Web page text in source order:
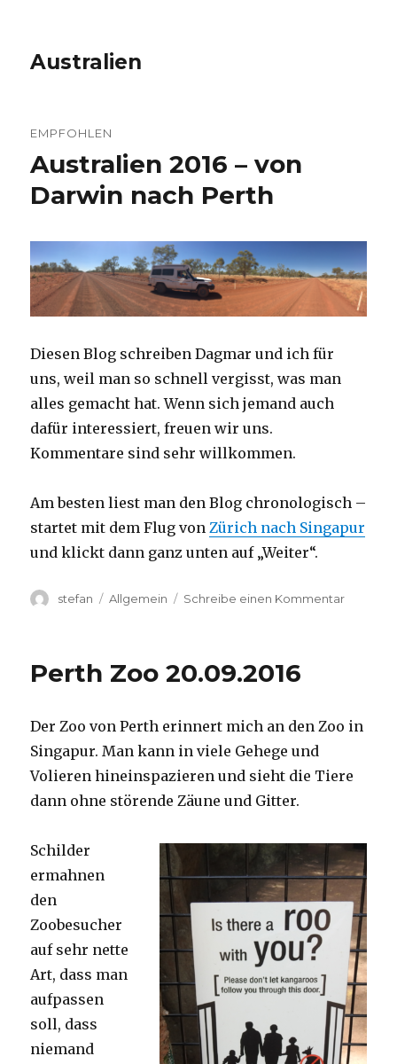
Australien
EMPFOHLEN
Australien 2016 – von
Darwin nach Perth
Diesen Blog schreiben Dagmar und ich für
uns, weil man so schnell vergisst, was man
alles gemacht hat. Wenn sich jemand auch
dafür interessiert, freuen wir uns.
Kommentare sind sehr willkommen.
Am besten liest man den Blog chronologisch –
startet mit dem Flug vonZürich nach Singapur
und klickt dann ganz unten auf „Weiter“.
Autor
stefan Kategorien
Allgemein Schreibe einen Kommentarzu
Perth
Perth Zoo 20.09.2016
Der Zoo von Perth erinnert mich an den Zoo in
Singapur. Man kann in viele Gehege und
Volieren hineinspazieren und sieht die Tiere
dann ohne störende Zäune und Gitter.
Schilder
ermahnen
den
Zoobesucher
auf sehr nette
Art, dass man
aufpassen
soll, dass
niemand